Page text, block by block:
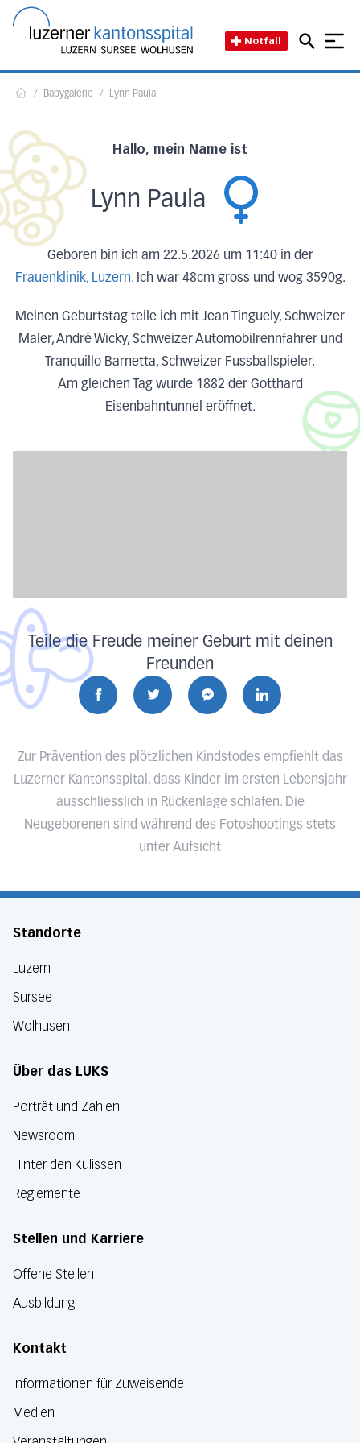
Notfall
/ Babygalerie / Lynn Paula
Hallo, mein Name ist
Lynn Paula
Geboren bin ich am 22.5.2026 um 11:40 in der
Frauenklinik, Luzern. Ich war 48cm gross und wog 3590g.
Meinen Geburtstag teile ich mit Jean Tinguely, Schweizer
Maler, André Wicky, Schweizer Automobilrennfahrer und
Tranquillo Barnetta, Schweizer Fussballspieler.
Am gleichen Tag wurde 1882 der Gotthard
Eisenbahntunnel eröffnet.
Teile die Freude meiner Geburt mit deinen
Freunden
Zur Prävention des plötzlichen Kindstodes empfiehlt das
Luzerner Kantonsspital, dass Kinder im ersten Lebensjahr
ausschliesslich in Rückenlage schlafen. Die
Neugeborenen sind während des Fotoshootings stets
unter Aufsicht
Standorte
Luzern
Sursee
Wolhusen
Über das LUKS
Porträt und Zahlen
Newsroom
Hinter den Kulissen
Reglemente
Stellen und Karriere
Offene Stellen
Ausbildung
Kontakt
Informationen für Zuweisende
Medien